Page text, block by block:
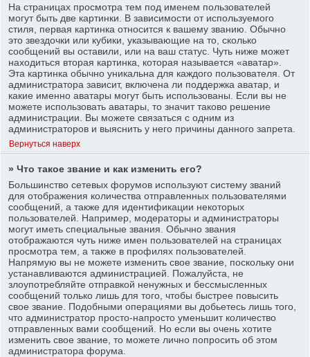
На страницах просмотра тем под именем пользователей
могут быть две картинки. В зависимости от используемого
стиля, первая картинка относится к вашему званию. Обычно
это звездочки или кубики, указывающие на то, сколько
сообщений вы оставили, или на ваш статус. Чуть ниже может
находиться вторая картинка, которая называется «аватар».
Эта картинка обычно уникальна для каждого пользователя. От
администратора зависит, включена ли поддержка аватар, и
какие именно аватары могут быть использованы. Если вы не
можете использовать аватары, то значит таково решение
администрации. Вы можете связаться с одним из
администраторов и выяснить у него причины данного запрета.
Вернуться наверх
» Что такое звание и как изменить его?
Большинство сетевых форумов используют систему званий
для отображения количества отправленных пользователями
сообщений, а также для идентификации некоторых
пользователей. Например, модераторы и администраторы
могут иметь специальные звания. Обычно звания
отображаются чуть ниже имен пользователей на страницах
просмотра тем, а также в профилях пользователей.
Напрямую вы не можете изменить свое звание, поскольку они
устанавливаются администрацией. Пожалуйста, не
злоупотребляйте отправкой ненужных и бессмысленных
сообщений только лишь для того, чтобы быстрее повысить
свое звание. Подобными операциями вы добьетесь лишь того,
что администратор просто-напросто уменьшит количество
отправленных вами сообщений. Но если вы очень хотите
изменить свое звание, то можете лично попросить об этом
администратора форума.